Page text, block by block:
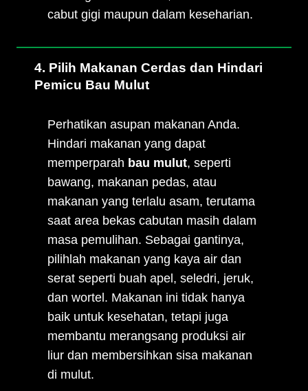
cabut gigi maupun dalam keseharian.
4. Pilih Makanan Cerdas dan Hindari
Pemicu Bau Mulut
Perhatikan asupan makanan Anda.
Hindari makanan yang dapat
memperparah bau mulut, seperti
bawang, makanan pedas, atau
makanan yang terlalu asam, terutama
saat area bekas cabutan masih dalam
masa pemulihan. Sebagai gantinya,
pilihlah makanan yang kaya air dan
serat seperti buah apel, seledri, jeruk,
dan wortel. Makanan ini tidak hanya
baik untuk kesehatan, tetapi juga
membantu merangsang produksi air
liur dan membersihkan sisa makanan
di mulut.